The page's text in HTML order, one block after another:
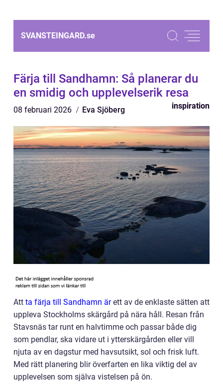
SVANSTEINGARD.se
Färja till Sandhamn: Så planerar du
en smidig och upplevelserik resa
08 februari 2026 Eva Sjöberg inspiration
Att ta färja till Sandhamn ärett av de enklaste sätten att
uppleva Stockholms skärgård på nära håll. Resan från
Stavsnäs tar runt en halvtimme och passar både dig
som pendlar, ska vidare ut i ytterskärgården eller vill
njuta av en dagstur med havsutsikt, sol och frisk luft.
Med rätt planering blir överfarten en lika viktig del av
upplevelsen som själva vistelsen på ön.